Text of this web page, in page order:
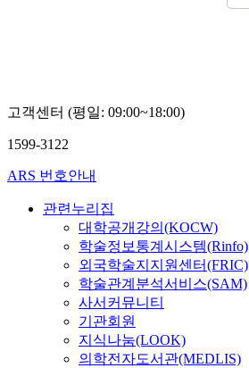
고객센터 (평일: 09:00~18:00)
1599-3122
ARS 번호안내
관련누리집
대학공개강의(KOCW)
학술정보통계시스템(Rinfo)
외국학술지지원센터(FRIC)
학술관계분석서비스(SAM)
사서커뮤니티
기관회원
지식나눔(LOOK)
의학전자도서관(MEDLIS)